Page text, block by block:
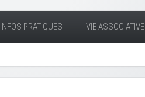
INFOS PRATIQUES VIE ASSOCIATIVE